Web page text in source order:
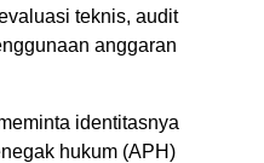
teknis, audit
anggaran
identitasnya
hukum (APH)